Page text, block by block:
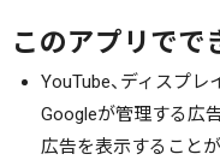
このアプリでで
YouTube、ディスプレ
Googleが管理する広
広告を表示すること